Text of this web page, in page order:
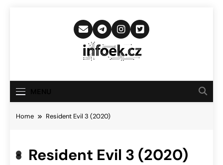
Infoek.cz
Novinkám
Home Resident Evil 3 (2020)
Resident Evil 3 (2020)